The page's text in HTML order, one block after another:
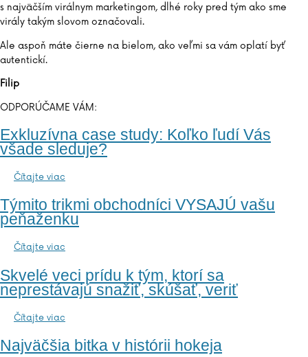
s najväčším virálnym marketingom, dlhé roky pred tým ako sme
virály takým slovom označovali.
Ale aspoň máte čierne na bielom, ako veľmi sa vám oplatí byť
autentickí.
Filip
ODPORÚČAME VÁM:
Exkluzívna case study: Koľko ľudí Vás
všade sleduje?
Čítajte viac
Týmito trikmi obchodníci VYSAJÚ vašu
peňaženku
Čítajte viac
Skvelé veci prídu k tým, ktorí sa
neprestávajú snažiť, skúšať, veriť
Čítajte viac
Najväčšia bitka v histórii hokeja